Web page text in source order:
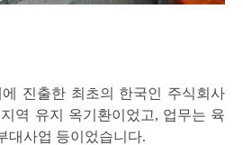
진출한 최초의 한국인 주식회사
역 유지 옥기환이었고, 업무는 육
대사업 등이었습니다.